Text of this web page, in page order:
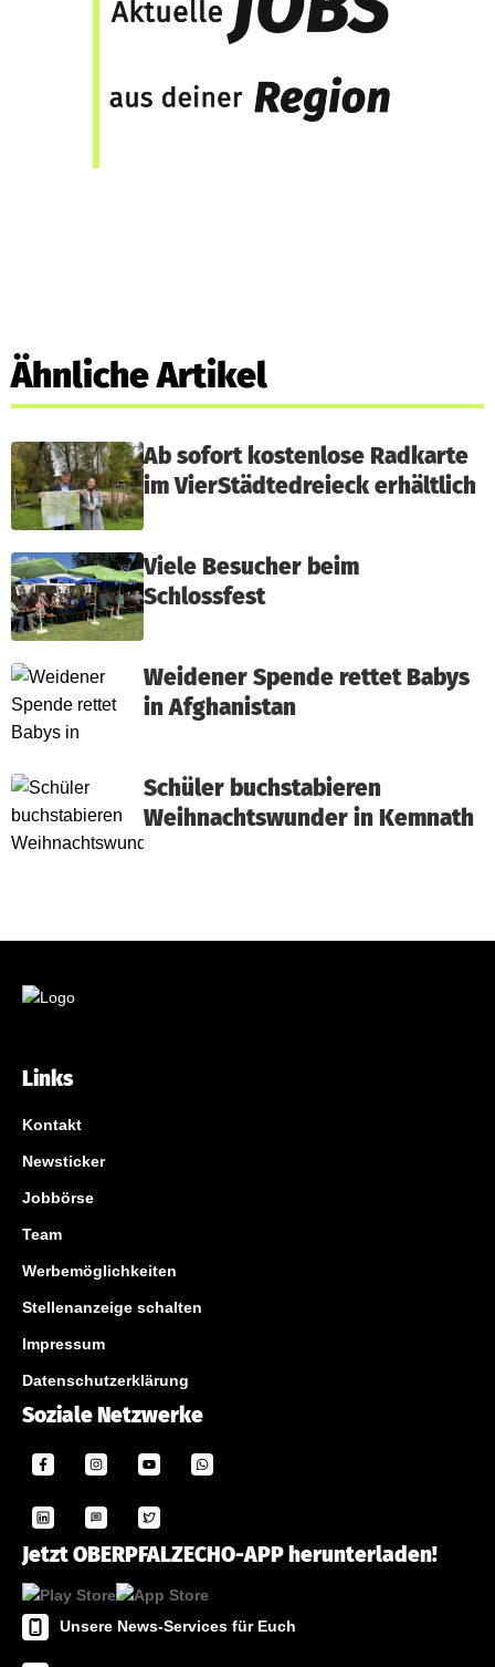
Ähnliche Artikel
Ab sofort kostenlose Radkarte
im VierStädtedreieck erhältlich
Viele Besucher beim
Schlossfest
Weidener Spende rettet Babys
in Afghanistan
Schüler buchstabieren
Weihnachtswunder in Kemnath
Links
Kontakt
Newsticker
Jobbörse
Team
Werbemöglichkeiten
Stellenanzeige schalten
Impressum
Datenschutzerklärung
Soziale Netzwerke
Jetzt OBERPFALZECHO-APP herunterladen!
Unsere News-Services für Euch